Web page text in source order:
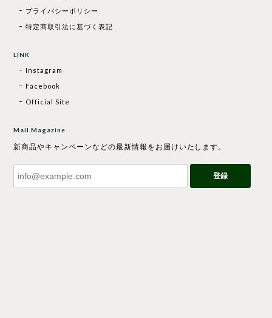
プライバシーポリシー
特定商取引法に基づく表記
LINK
Instagram
Facebook
Official Site
Mail Magazine
新商品やキャンペーンなどの最新情報をお届けいたします。
登録